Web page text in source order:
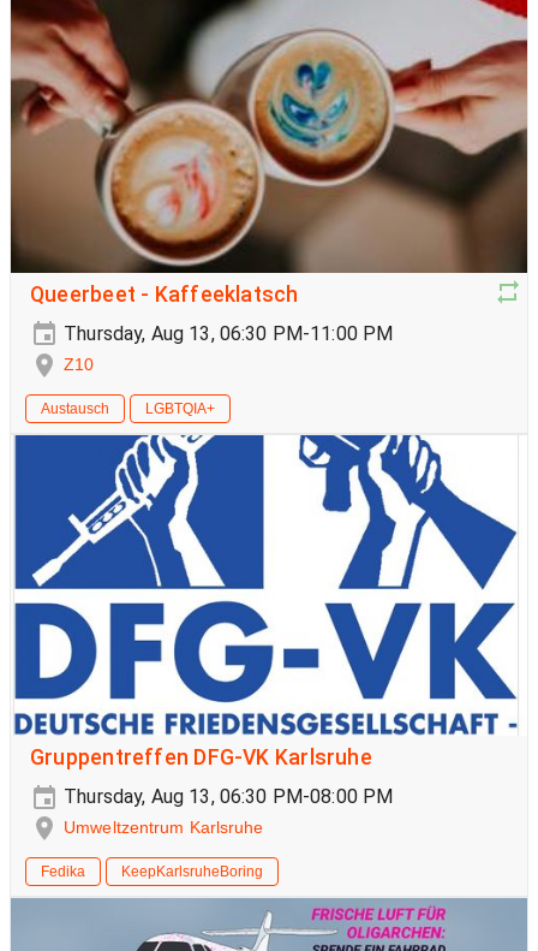
Queerbeet - Kaffeeklatsch
Thursday, Aug 13, 06:30 PM-11:00 PM
Z10
Austausch LGBTQIA+
Gruppentreffen DFG-VK Karlsruhe
Thursday, Aug 13, 06:30 PM-08:00 PM
Umweltzentrum Karlsruhe
Fedika KeepKarlsruheBoring